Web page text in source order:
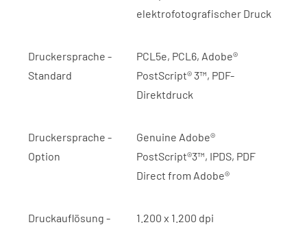
elektrofotografischer Druck
Druckersprache -
Standard
PCL5e, PCL6, Adobe®
PostScript® 3™, PDF-
Direktdruck
Druckersprache -
Option
Genuine Adobe®
PostScript®3™, IPDS, PDF
Direct from Adobe®
Druckauflösung -
1.200 x 1.200 dpi